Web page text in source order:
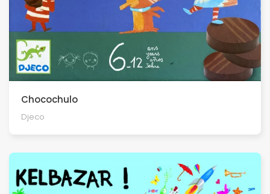
Chocochulo
Djeco